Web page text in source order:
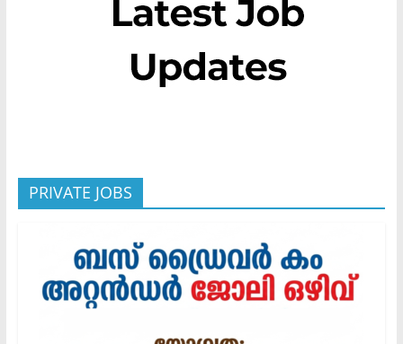
PRIVATE JOBS